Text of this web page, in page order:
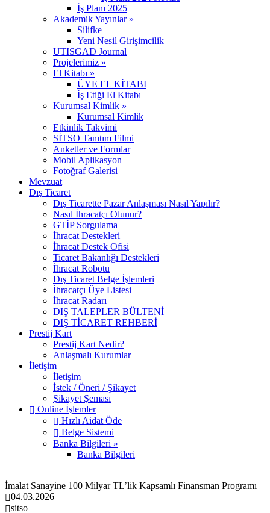
İş Planı 2025
Akademik Yayınlar »
Silifke
Yeni Nesil Girişimcilik
UTISGAD Journal
Projelerimiz »
El Kitabı »
ÜYE EL KİTABI
İş Etiği El Kitabı
Kurumsal Kimlik »
Kurumsal Kimlik
Etkinlik Takvimi
SİTSO Tanıtım Filmi
Anketler ve Formlar
Mobil Aplikasyon
Fotoğraf Galerisi
Mevzuat
Dış Ticaret
Dış Ticarette Pazar Anlaşması Nasıl Yapılır?
Nasıl İhracatçı Olunur?
GTİP Sorgulama
İhracat Destekleri
İhracat Destek Ofisi
Ticaret Bakanlığı Destekleri
İhracat Robotu
Dış Ticaret Belge İşlemleri
İhracatçı Üye Listesi
İhracat Radarı
DIŞ TALEPLER BÜLTENİ
DIŞ TİCARET REHBERİ
Prestij Kart
Prestij Kart Nedir?
Anlaşmalı Kurumlar
İletişim
İletişim
İstek / Öneri / Şikayet
Şikayet Şeması
Online İşlemler
Hızlı Aidat Öde
Belge Sistemi
Banka Bilgileri »
Banka Bilgileri
İmalat Sanayine 100 Milyar TL’lik Kapsamlı Finansman Programı
04.03.2026
sitso